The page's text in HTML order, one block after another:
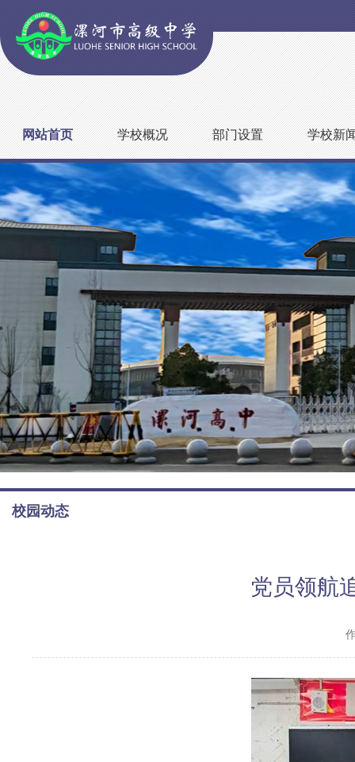
网站首页 学校概况 部门设置 学校新
校园动态
党员领航